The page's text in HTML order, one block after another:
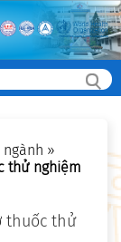
»
thử nghiệm
thuốc thử